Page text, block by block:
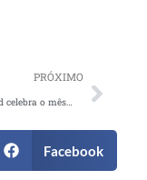
PRÓXIMO
Mastercard celebra o mês do Dia da Árvore com campanha focada no plantio de árvores
Facebook